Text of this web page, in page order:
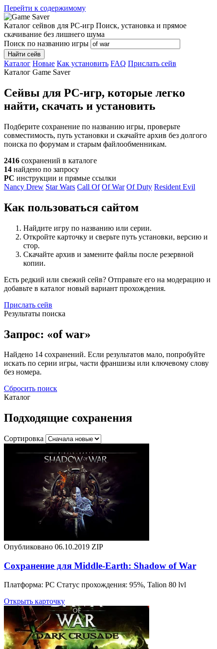
Перейти к содержимому
Каталог сейвов для PC-игр Поиск, установка и прямое
скачивание без лишнего шума
Поиск по названию игры
Найти сейв
Каталог Новые Как установить FAQ Прислать сейв
Каталог Game Saver
Сейвы для PC-игр, которые легко
найти, скачать и установить
Подберите сохранение по названию игры, проверьте
совместимость, путь установки и скачайте архив без долгого
поиска по форумам и старым файлообменникам.
2416 сохранений в каталоге
14 найдено по запросу
PC инструкции и прямые ссылки
Nancy Drew Star Wars Call Of Of War Of Duty Resident Evil
Как пользоваться сайтом
Найдите игру по названию или серии.
Откройте карточку и сверьте путь установки, версию и
стор.
Скачайте архив и замените файлы после резервной
копии.
Есть редкий или свежий сейв? Отправьте его на модерацию и
добавьте в каталог новый вариант прохождения.
Прислать сейв
Результаты поиска
Запрос: «of war»
Найдено 14 сохранений. Если результатов мало, попробуйте
искать по серии игры, части франшизы или ключевому слову
без номера.
Сбросить поиск
Каталог
Подходящие сохранения
Сортировка
Опубликовано 06.10.2019 ZIP
Сохранение для Middle-Earth: Shadow of War
Платформа: PC Статус прохождения: 95%, Talion 80 lvl
Открыть карточку